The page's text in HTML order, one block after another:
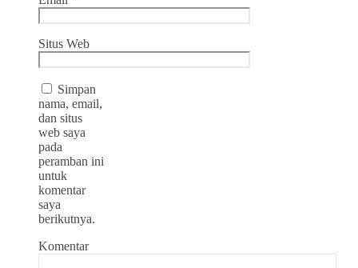
Situs Web
Simpan
nama, email,
dan situs
web saya
pada
peramban ini
untuk
komentar
saya
berikutnya.
Komentar